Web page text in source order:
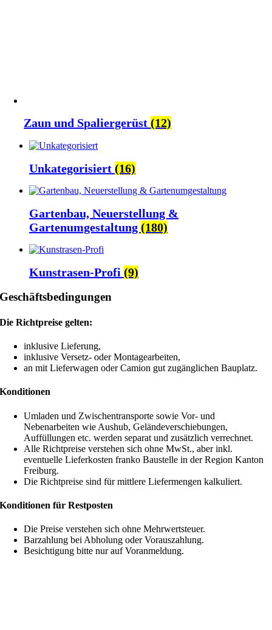
Zaun und Spaliergerüst(12)
Unkategorisiert (16)
Gartenbau, Neuerstellung &
Gartenumgestaltung (180)
Kunstrasen-Profi (9)
Geschäftsbedingungen
Die Richtpreise gelten:
inklusive Lieferung,
inklusive Versetz- oder Montagearbeiten,
an mit Lieferwagen oder Camion gut zugänglichen Bauplatz.
Konditionen
Umladen und Zwischentransporte sowie Vor- und
Nebenarbeiten wie Aushub, Geländeverschiebungen,
Auffüllungen etc. werden separat und zusätzlich verrechnet.
Alle Richtpreise verstehen sich ohne MwSt., aber inkl.
eventuelle Lieferkosten franko Baustelle in der Region Kanton
Freiburg.
Die Richtpreise sind für mittlere Liefermengen kalkuliert.
Konditionen für Restposten
Die Preise verstehen sich ohne Mehrwertsteuer.
Barzahlung bei Abholung oder Vorauszahlung.
Besichtigung bitte nur auf Voranmeldung.